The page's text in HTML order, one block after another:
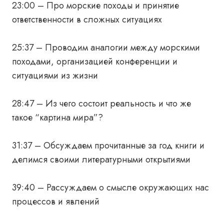
23:00 – Про морские походы и принятие
ответственности в сложных ситуациях
25:37 – Проводим аналогии между морскими
походами, организацией конференции и
ситуациями из жизни
28:47 – Из чего состоит реальность и что же
такое “картина мира”?
31:37 – Обсуждаем прочитанные за год книги и
делимся своими литературными открытиями
39:40 – Рассуждаем о смысле окружающих нас
процессов и явлений